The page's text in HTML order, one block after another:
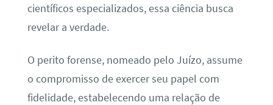
científicos especializados, essa ciência busca
revelar a verdade.
O perito forense, nomeado pelo Juízo, assume
o compromisso de exercer seu papel com
fidelidade, estabelecendo uma relação de